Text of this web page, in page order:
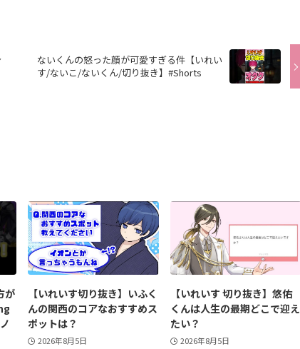
ないくんの怒った顔が可愛すぎる件【いれい
す/ないこ/ないくん/切り抜き】#Shorts
が
【いれいす切り抜き】いふく
んの関西のコアなおすすめス
ポットは？
2026年8月5日
【いれいす 切り抜き】悠佑
くんは人生の最期どこで迎え
たい？
2026年8月5日